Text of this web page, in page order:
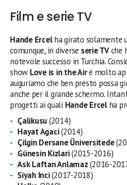
Film e serie TV
Hande Ercelha girato solamente
comunque, in diverse serie TVche
notevole successo in Turchia.
show Love is in the Airè molto
auguriamo che ben presto possa
anche per il grande schermo.
progetti ai quali Hande Ercelha
Çalikusu(2014)
Hayat Agaci(2014)
Çilgin Dersane Üniversitede
Günesin Kizlari(2015-2016)
Ask Laftan Anlamaz(2016-
Siyah Inci(2017-2018)